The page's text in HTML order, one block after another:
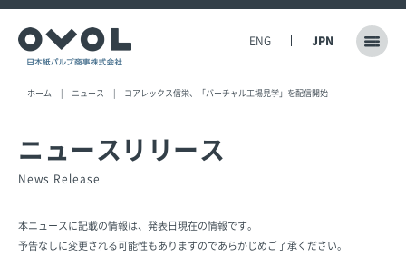
ENG JPN
ホーム ニュース コアレックス信栄、「バーチャル工場見学」を配信開始
ニュースリリース
News Release
本ニュースに記載の情報は、発表日現在の情報です。
予告なしに変更される可能性もありますのであらかじめご了承ください。